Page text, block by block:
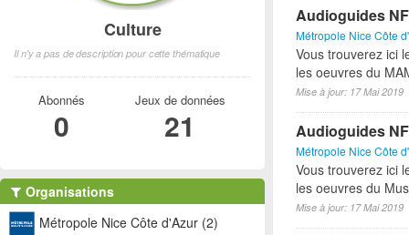
Audioguides
Métropole Nice Côte
Vous trouverez ici
les oeuvres du
Mise à jour: 17 Mai 2019
Audioguides
Métropole Nice Côte
Vous trouverez ici
les oeuvres du
Mise à jour: 17 Mai 2019
Culture
Il n'y a pas de description pour cette thématique
Abonnés
0
Jeux de données
21
Organisations
Métropole Nice Côte d'Azur (2)